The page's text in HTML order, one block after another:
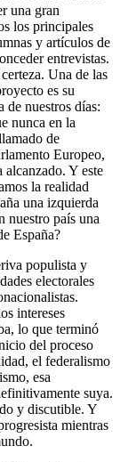
una gran
los principales
y artículos de
entrevistas.
Una de las
es su
de nuestros días:
nunca en la
de
Europeo,
Y este
la realidad
una izquierda
nuestro país una
España?
populista y
electorales
intereses
lo que terminó
del proceso
el federalismo
esa
suya.
y discutible. Y
mientras